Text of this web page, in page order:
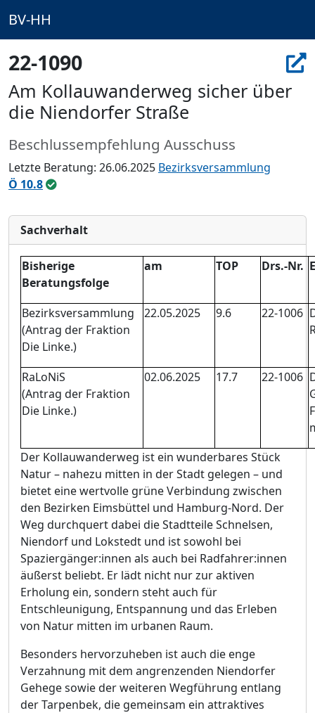
BV-HH
22-1090
Am Kollauwanderweg sicher über
die Niendorfer Straße
Beschlussempfehlung Ausschuss
Letzte Beratung: 26.06.2025 Bezirksversammlung
Ö 10.8
Sachverhalt
Bisherige
Beratungsfolge
am TOP Drs.-Nr.
Bezirksversammlung
(Antrag der Fraktion
Die Linke.)
22.05.2025 9.6 22-1006
RaLoNiS
(Antrag der Fraktion
Die Linke.)
02.06.2025 17.7 22-1006
Der Kollauwanderweg ist ein wunderbares Stück
Natur– nahezu mitten in der Stadt gelegen – und
bietet eine wertvolle grüne Verbindung zwischen
den Bezirken Eimsbüttel und Hamburg-Nord. Der
Weg durchquert dabei die Stadtteile Schnelsen,
Niendorf und Lokstedt und ist sowohl bei
Spaziergänger:innen als auch bei Radfahrer:innen
äußerst beliebt. Er lädt nicht nur zur aktiven
Erholung ein, sondern steht auch für
Entschleunigung, Entspannung und das Erleben
von Natur mitten im urbanen Raum.
Besonders hervorzuheben ist auch die enge
Verzahnung mit dem angrenzenden Niendorfer
Gehege sowie der weiteren Wegführung entlang
der Tarpenbek, die gemeinsam ein attraktives